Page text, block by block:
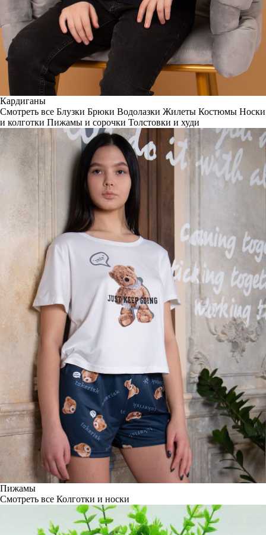
Кардиганы
Смотреть все Блузки Брюки Водолазки Жилеты Костюмы Носки
и колготки Пижамы и сорочки Толстовки и худи
Пижамы
Смотреть все Колготки и носки